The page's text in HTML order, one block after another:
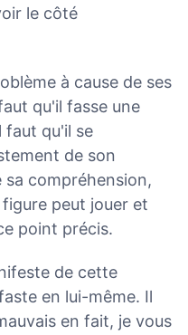
le côté
à cause de ses
qu'il fasse une
faut qu'il se
de son
sa compréhension,
peut jouer et
point précis.
de cette
en lui-même. Il
en fait, je vous